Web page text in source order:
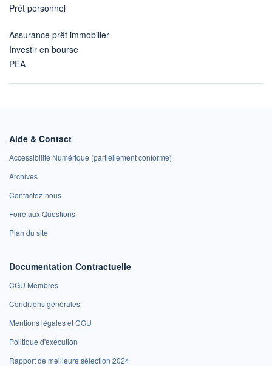
Prêt personnel
Assurance prêt immobilier
Investir en bourse
PEA
Aide & Contact
Accessibilité Numérique (partiellement conforme)
Archives
Contactez-nous
Foire aux Questions
Plan du site
Documentation Contractuelle
CGU Membres
Conditions générales
Mentions légales et CGU
Politique d'exécution
Rapport de meilleure sélection 2024